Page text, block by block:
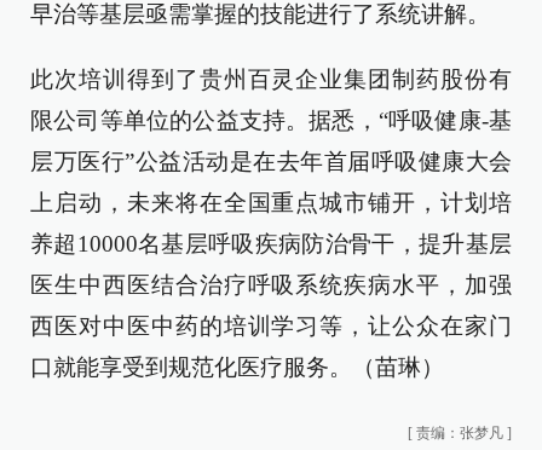
早治等基层亟需掌握的技能进行了系统讲解。
此次培训得到了贵州百灵企业集团制药股份有
限公司等单位的公益支持。据悉，“呼吸健康-基
层万医行”公益活动是在去年首届呼吸健康大会
上启动，未来将在全国重点城市铺开，计划培
养超10000名基层呼吸疾病防治骨干，提升基层
医生中西医结合治疗呼吸系统疾病水平，加强
西医对中医中药的培训学习等，让公众在家门
口就能享受到规范化医疗服务。（苗琳）
[ 责编：张梦凡 ]